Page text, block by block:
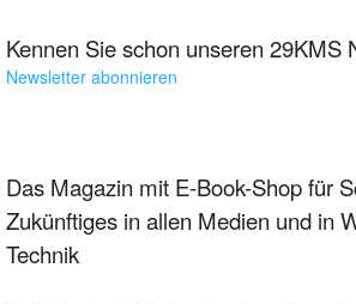
Kennen Sie schon unseren 29KMS
Newsletter abonnieren
Das Magazin mit E-Book-Shop für
Zukünftiges in allen Medien und in
Technik